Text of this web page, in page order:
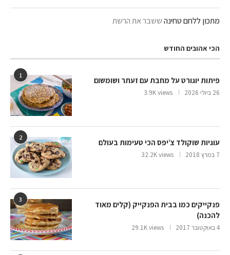
מתכון ללחם טחינהששבר את הרשת
הכי אהובים החודש
1
פיתות יוגורט על מחבת עם זעתר ושומשום
26 ביולי 2026 3.9K views
2
עוגיות שוקולד צ’יפס הכי טעימות בעולם
7 במרץ 2018 32.2K views
3
פנקייקים כמו בבית הפנקייק (קלים מאוד
להכנה)
4 באוקטובר 2017 29.1K views